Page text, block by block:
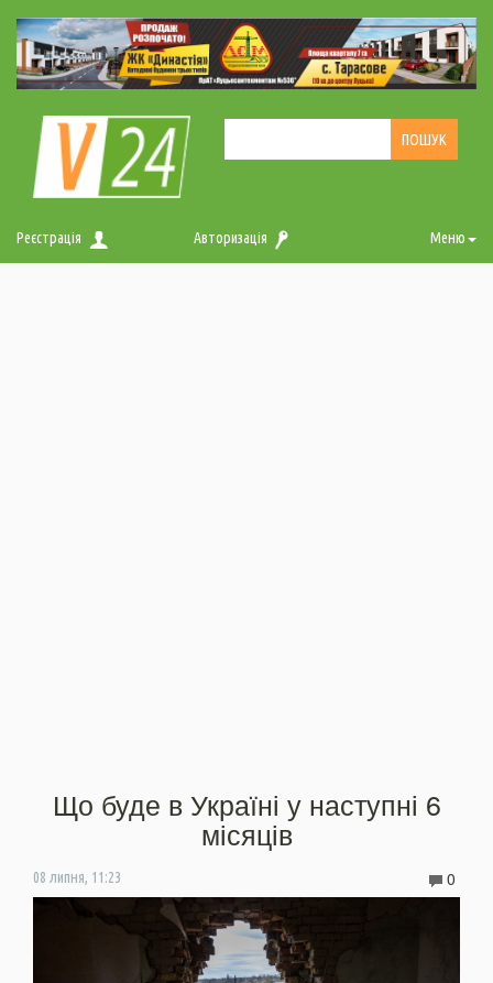
Реєстрація Авторизація Меню
Що буде в Україні у наступні 6
місяців
08 липня, 11:23 0